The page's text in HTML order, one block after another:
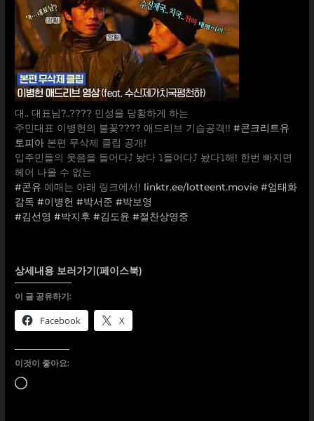
대.. 대표님?..???? 민성을 당황하게 하는
주민대표 이병헌의 불꽃???? 애드리브 기습공격!!#콘크리트유
토피아 본편 무삭제 클립 공개!
입주민들의 웃음을 들어다⤴️ 놨다 ⤵️들어다⤴️ 놨다⤵️해! 한번 빠지면
헤어 나올 수 없는
#콘유 예매는 아래 링크에서! linktr.ee/lotteent.movie #엄태화
감독 #이병헌 #박서준 #박보영
#김선영 #박지후 #김도윤 #절찬상영중
상세내용 보러가기(페이스북)
이 글 공유하기:
Facebook X
이것이 좋아요:
로